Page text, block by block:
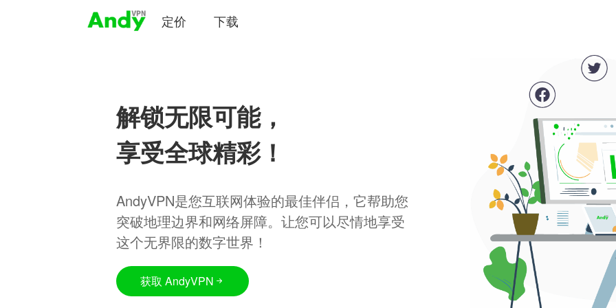
定价 下载
解锁无限可能，
享受全球精彩！
AndyVPN是您互联网体验的最佳伴侣，它帮助您
突破地理边界和网络屏障。让您可以尽情地享受
这个无界限的数字世界！
获取 AndyVPN